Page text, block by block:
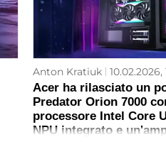
Anton Kratiuk 10.02.2026,
Acer ha rilasciato un
Predator Orion 7000
processore Intel Core
NPU integrato e